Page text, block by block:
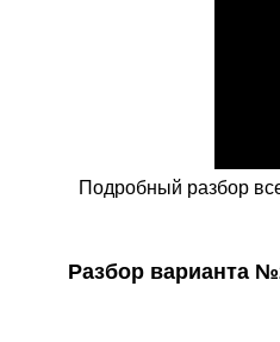
Подробный разбор
Разбор варианта